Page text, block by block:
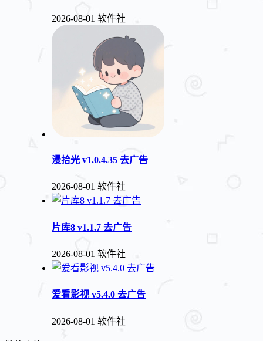
2026-08-01 软件社
漫拾光 v1.0.4.35 去广告
2026-08-01 软件社
片库8 v1.1.7 去广告
2026-08-01 软件社
爱看影视 v5.4.0 去广告
2026-08-01 软件社